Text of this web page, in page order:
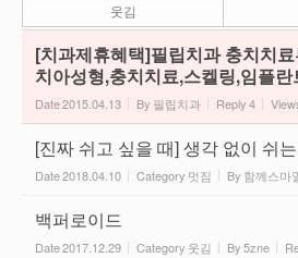
웃김
[치과제휴혜택]필립치과 충치치
치아성형,충치치료,스켈링,임플란
Date2015.04.13 By 필립치과 Reply4
[진짜 쉬고 싶을 때] 생각 없이 쉬
Date2018.04.10 Category 멋짐 By 함께스마
백퍼로이드
Date2017.12.29 Category 웃김 By5zne